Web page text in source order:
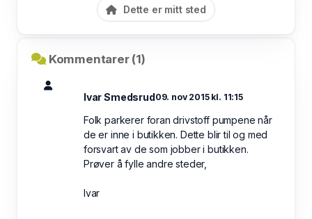
Dette er mitt sted
Kommentarer (1)
Ivar Smedsrud09. nov 2015 kl. 11:15
Folk parkerer foran drivstoff pumpene når
de er inne i butikken. Dette blir til og med
forsvart av de som jobber i butikken.
Prøver å fylle andre steder,
Ivar